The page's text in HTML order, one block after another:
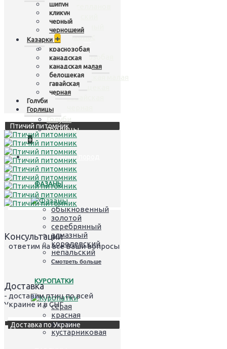
магелланов
андский
куринный
Казарки
+
краснозобая
канадская
канадская малая
белощекая
гавайская
Голуби
Горлицы
+
Птицы лучших пород
ФАЗАНЫ
обыкновенный
золотой
серебрянный
алмазный
королевский
непальский
Смотреть больше
КУРОПАТКИ
серая
красная
кеклик
кустарниковая
шипун
кликун
черный
черношеий
Казарки +
краснозобая
канадская
канадская малая
белощекая
гавайская
черная
Голуби
Горлицы
Птичий питомник
Консультации
- ответим на все Ваши вопросы
Доставка
- доставим птиц по всей
Украине и в СНГ
Доставка по Украине